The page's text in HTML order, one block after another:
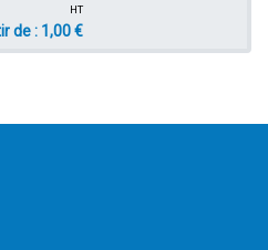
HT
de : 1,00 €